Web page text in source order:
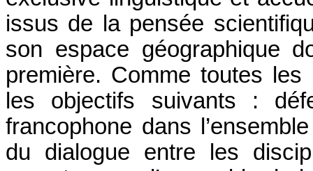
issus de la pensée
son espace géographique
première. Comme toutes les
les objectifs suivants :
francophone dans
du dialogue entre les